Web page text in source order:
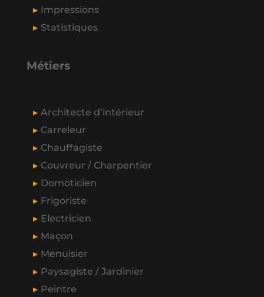
Impressions
Statistiques
Métiers
Architecte d’intérieur
Carreleur
Chauffagiste
Couvreur / Charpentier
Domoticien
Frigoriste
Electricien
Maçon
Menuisier
Paysagiste / Jardinier
Peintre